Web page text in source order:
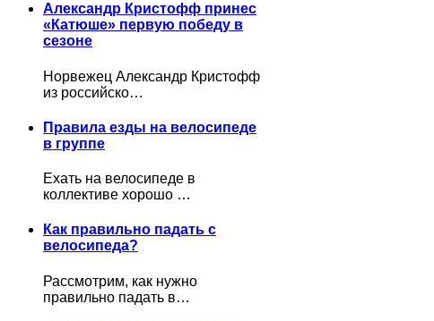
Александр Кристофф принес
«Катюше» первую победу в
сезоне
Норвежец Александр Кристофф
из российско…
Правила езды на велосипеде
в группе
Ехать на велосипеде в
коллективе хорошо …
Как правильно падать с
велосипеда?
Рассмотрим, как нужно
правильно падать в…